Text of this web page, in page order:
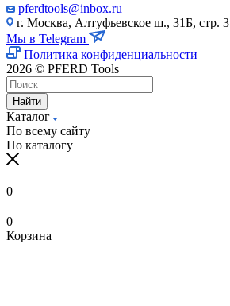
pferdtools@inbox.ru
г. Москва, Алтуфьевское ш., 31Б, стр. 3
Мы в Telegram
Политика конфиденциальности
2026 © PFERD Tools
Найти
Каталог
По всему сайту
По каталогу
0
0
Корзина